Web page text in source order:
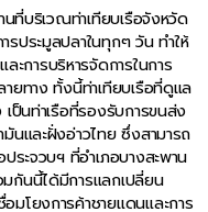
นที่บริเวณท่าเทียบเรือจังหวัด
ประมูลปลาในทุกๆ วัน ทำให้
การบริหารจัดการในการ
ยทาง ทั้งนี้ท่าเทียบเรือที่ดูแล
ป็นท่าเรือที่รองรับการขนส่ง
นและฝั่งอ่าวไทย ซึ่งสามารถ
ระจวบฯ ที่อำเภอบางสะพาน
กันนี้ได้มีการแลกเปลี่ยน
มโยงการค้าชายแดนและการ